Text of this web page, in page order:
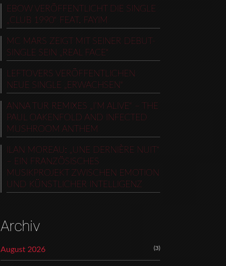
EBOW VERÖFFENTLICHT DIE SINGLE
„CLUB 1990“ FEAT. FAYIM
MC MARS ZEIGT MIT SEINER DEBUT-
SINGLE SEIN „REAL FACE“
LEFTOVERS VERÖFFENTLICHEN
NEUE SINGLE „ERWACHSEN“
ANNA TUR REMIXES „I’M ALIVE“ – THE
PAUL OAKENFOLD AND INFECTED
MUSHROOM ANTHEM
ILAN MOREAU: „UNE DERNIÈRE NUIT“
– EIN FRANZÖSISCHES
MUSIKPROJEKT ZWISCHEN EMOTION
UND KÜNSTLICHER INTELLIGENZ
Archiv
August 2026 (3)